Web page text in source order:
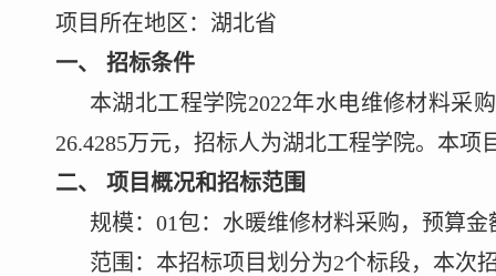
项目所在地区：湖北省
一、
招标条件
本湖北工程学院2022年水电维修材料采
26.4285万元，招标人为湖北工程学院。本项
二、
项目概况和招标范围
规模： 01包：水暖维修材料采购，预算金
范围：本招标项目划分为2个标段，本次